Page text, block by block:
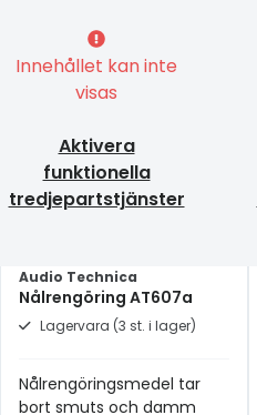
Innehållet kan inte
visas
Aktivera
funktionella
tredjepartstjänster
Audio Technica
Nålrengöring AT607a
Lagervara (3 st. i lager)
Nålrengöringsmedel tar
bort smuts och damm